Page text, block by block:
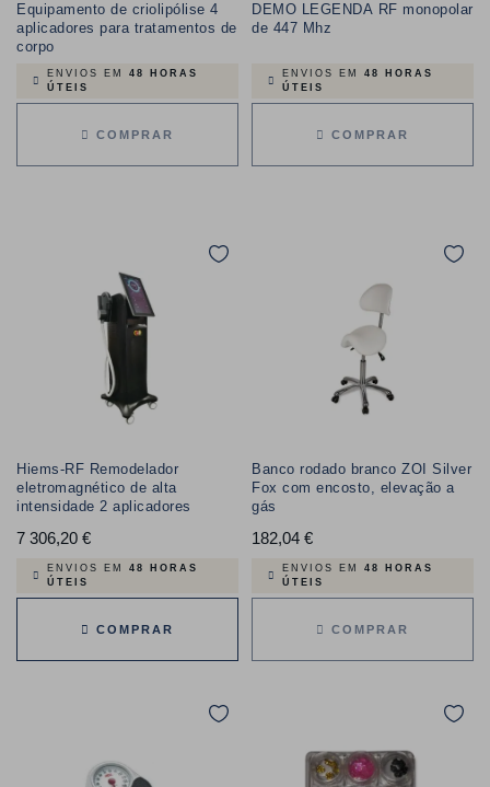
Equipamento de criolipólise 4
aplicadores para tratamentos de
corpo
ENVIOS EM 48 HORAS
ÚTEIS
COMPRAR
DEMO LEGENDA RF monopolar
de 447 Mhz
ENVIOS EM 48 HORAS
ÚTEIS
COMPRAR
Hiems-RF Remodelador
eletromagnético de alta
intensidade 2 aplicadores
7 306,20 €Preço
ENVIOS EM 48 HORAS
ÚTEIS
COMPRAR
Banco rodado branco ZOI Silver
Fox com encosto, elevação a
gás
182,04 €Preço
ENVIOS EM 48 HORAS
ÚTEIS
COMPRAR